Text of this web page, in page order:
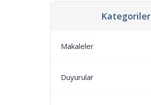
Kategoriler
Makaleler
Duyurular